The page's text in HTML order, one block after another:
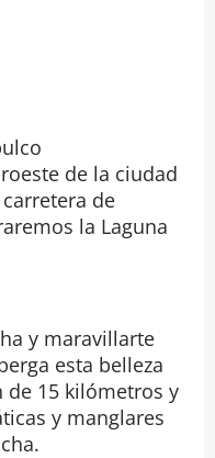
de la ciudad
de
la Laguna
y maravillarte
esta belleza
de 15 kilómetros y
y manglares